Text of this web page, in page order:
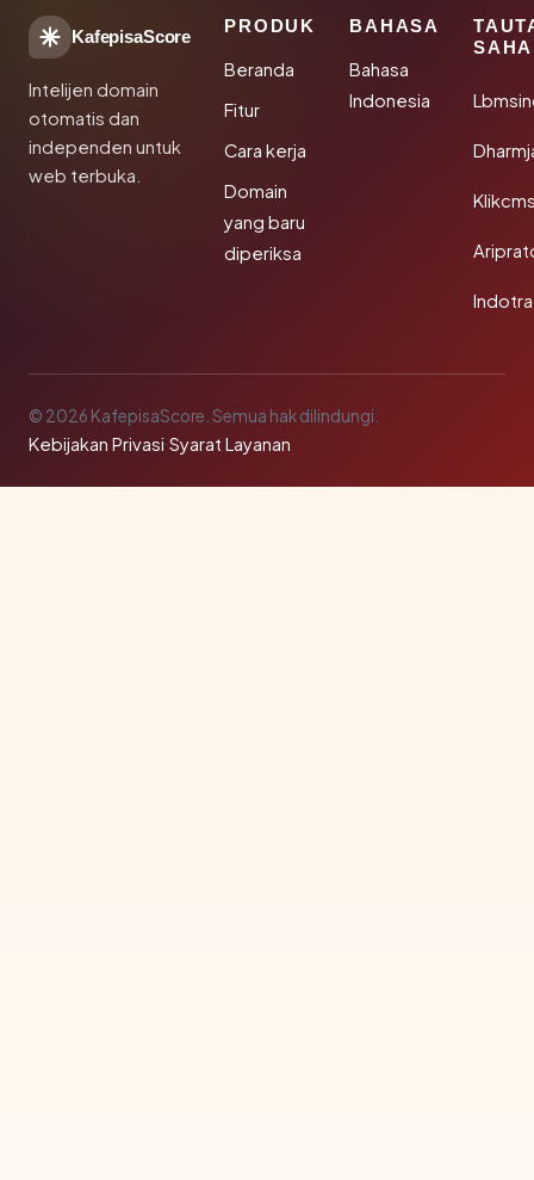
KafepisaScore
Intelijen domain
otomatis dan
independen untuk
web terbuka.
PRODUK
Beranda
Fitur
Cara kerja
Domain
yang baru
diperiksa
BAHASA
Bahasa
Indonesia
© 2026 KafepisaScore. Semua hak dilindungi.
Kebijakan Privasi·Syarat Layanan